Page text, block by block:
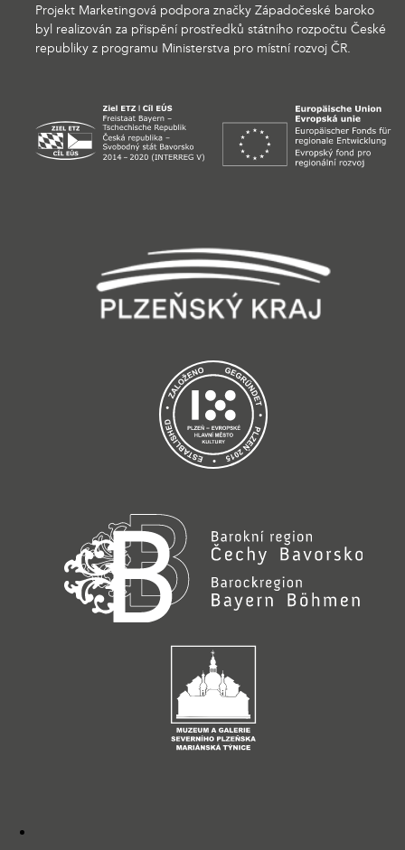
Projekt Marketingová podpora značky Západočeské baroko
byl realizován za přispění prostředků státního rozpočtu České
republiky z programu Ministerstva pro místní rozvoj ČR.